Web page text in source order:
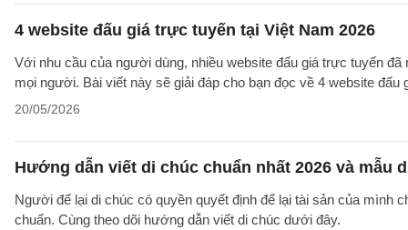
4 website đấu giá trực tuyến tại Việt Nam 2026
Với nhu cầu của người dùng, nhiều website đấu giá trực tuyến
mọi người. Bài viết này sẽ giải đáp cho bạn đọc về 4 website đấu
20/05/2026
Hướng dẫn viết di chúc chuẩn nhất 2026 và mẫu
Người để lại di chúc có quyền quyết định để lại tài sản của
chuẩn. Cùng theo dõi hướng dẫn viết di chúc dưới đây.